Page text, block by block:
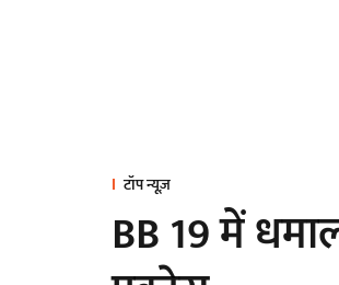
टॉप न्यूज़
BB 19 में